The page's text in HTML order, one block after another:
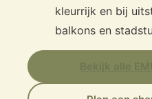
kleurrijk en bij
balkons en